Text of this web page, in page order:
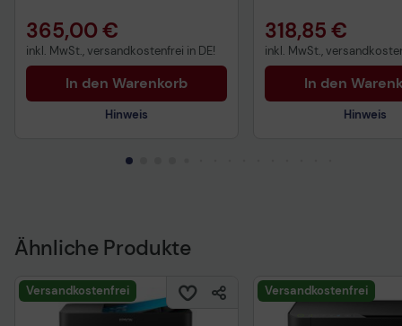
365,00 €
inkl. MwSt., versandkostenfrei in DE!
In den Warenkorb
Hinweis
318,85 €
inkl. MwSt.,
In den
Hinweis
Ähnliche Produkte
Versandkostenfrei Versandkostenfrei